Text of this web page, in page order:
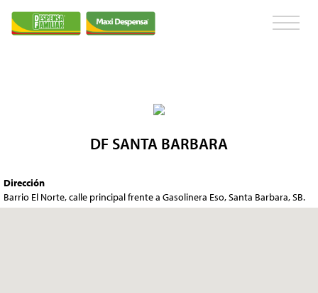
DF SANTA BARBARA
Dirección
Barrio El Norte, calle principal frente a Gasolinera Eso, Santa Barbara, SB.